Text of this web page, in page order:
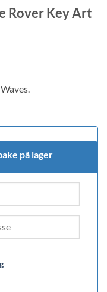
Legg til i
ønskeliste
Rover Key Art
på lager